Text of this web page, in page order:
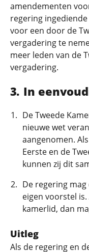
amendementen
regering
voor een door de
vergadering te
meer leden van de
vergadering.
In
De Tweede
nieuwe wet
aangenomen.
Eerste en de
kunnen zij dit
De regering
eigen voorstel
kamerlid, dan
Uitleg
Als de regering en